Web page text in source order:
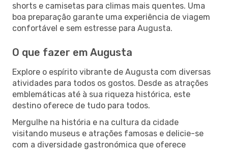
shorts e camisetas para climas mais quentes. Uma
boa preparação garante uma experiência de viagem
confortável e sem estresse para Augusta.
O que fazer em Augusta
Explore o espírito vibrante de Augusta com diversas
atividades para todos os gostos. Desde as atrações
emblemáticas até à sua riqueza histórica, este
destino oferece de tudo para todos.
Mergulhe na história e na cultura da cidade
visitando museus e atrações famosas e delicie-se
com a diversidade gastronómica que oferece